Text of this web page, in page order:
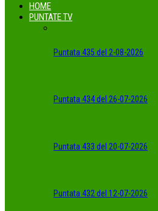
HOME
PUNTATE TV
Puntata 435 del 2-08-2026
Puntata 434 del 26-07-2026
Puntata 433 del 20-07-2026
Puntata 432 del 12-07-2026